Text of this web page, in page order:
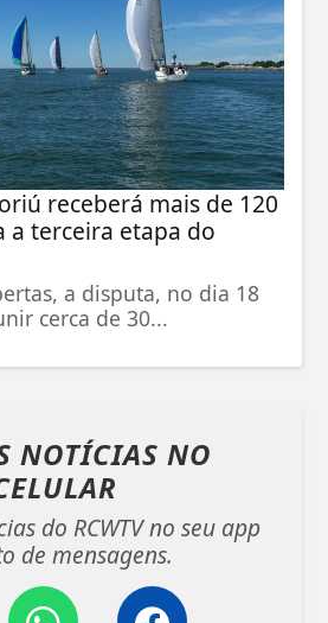
receberá mais de 120
a terceira etapa do
a disputa, no dia 18
cerca de 30...
NOTÍCIAS NO
do RCWTV no seu app
de mensagens.